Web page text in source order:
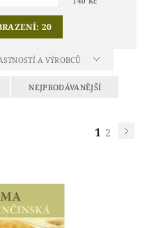
20
A VÝROBCŮ
NEJPRODÁVANĚJŠÍ
1 2